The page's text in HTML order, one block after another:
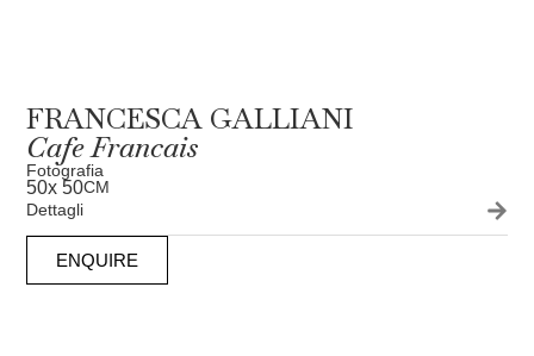
FRANCESCA GALLIANI
Cafe Francais
Fotografia
50x 50CM
Dettagli
ENQUIRE